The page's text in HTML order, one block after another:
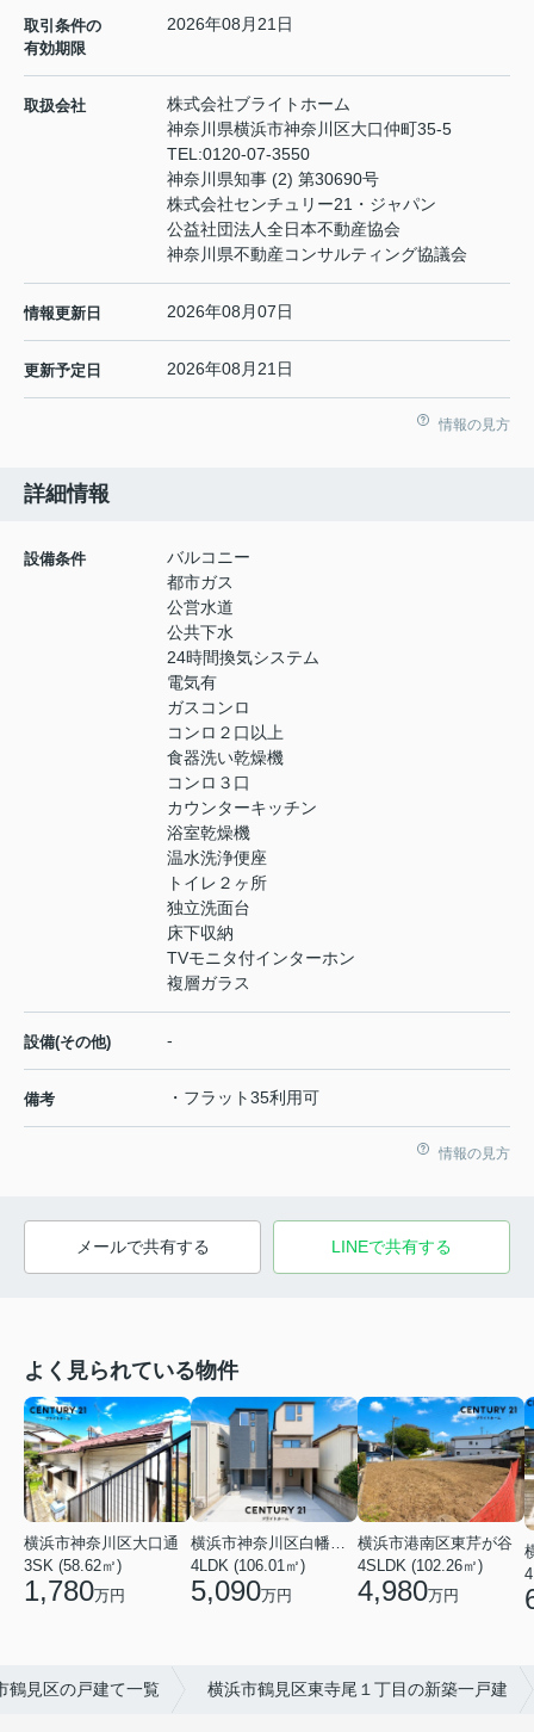
取引条件の
有効期限
2026年08月21日
取扱会社
株式会社ブライトホーム
神奈川県横浜市神奈川区大口仲町35-5
TEL:0120-07-3550
神奈川県知事 (2) 第30690号
株式会社センチュリー21・ジャパン
公益社団法人全日本不動産協会
神奈川県不動産コンサルティング協議会
情報更新日 2026年08月07日
更新予定日 2026年08月21日
情報の見方
詳細情報
設備条件
バルコニー
都市ガス
公営水道
公共下水
24時間換気システム
電気有
ガスコンロ
コンロ２口以上
食器洗い乾燥機
コンロ３口
カウンターキッチン
浴室乾燥機
温水洗浄便座
トイレ２ヶ所
独立洗面台
床下収納
TVモニタ付インターホン
複層ガラス
設備(その他) -
備考 ・フラット35利用可
情報の見方
メールで共有する LINEで共有する
よく見られている物件
横浜市神奈川区大口通
3SK (58.62㎡)
1,780万円
横浜市神奈川区白幡東町
4LDK (106.01㎡)
5,090万円
横浜市港南区東芹が谷
4SLDK (102.26㎡)
4,980万円
鶴見区の戸建て一覧 横浜市鶴見区東寺尾１丁目の新築一戸建